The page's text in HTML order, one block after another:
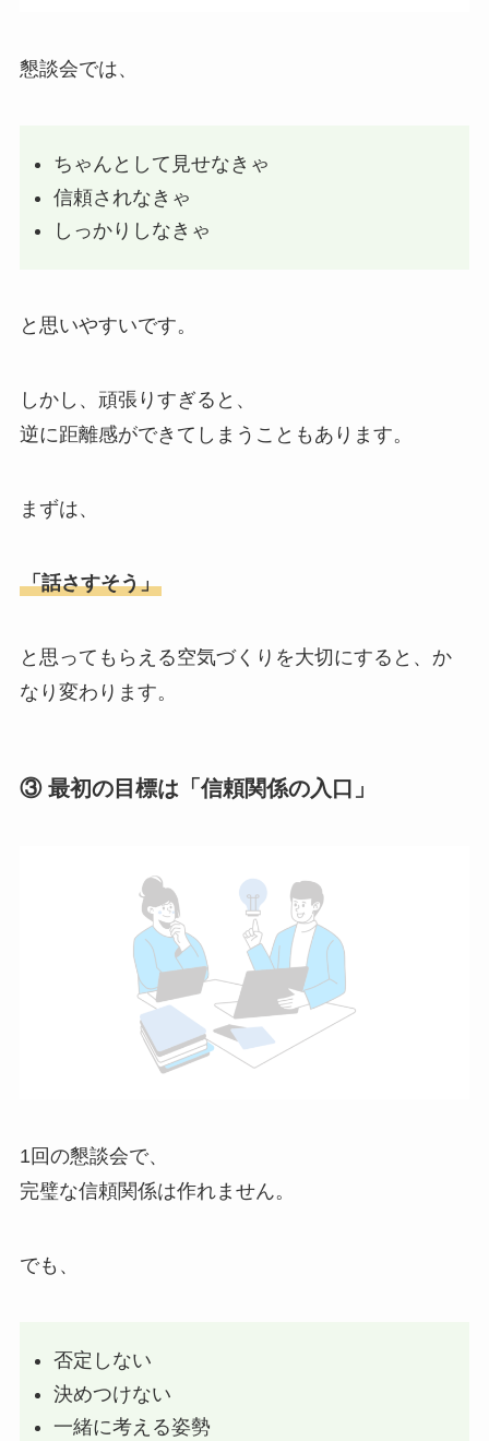
懇談会では、
ちゃんとして見せなきゃ
信頼されなきゃ
しっかりしなきゃ
と思いやすいです。
しかし、頑張りすぎると、
逆に距離感ができてしまうこともあります。
まずは、
「話さすそう」
と思ってもらえる空気づくりを大切にすると、か
なり変わります。
③ 最初の目標は「信頼関係の入口」
1回の懇談会で、
完璧な信頼関係は作れません。
でも、
否定しない
決めつけない
一緒に考える姿勢